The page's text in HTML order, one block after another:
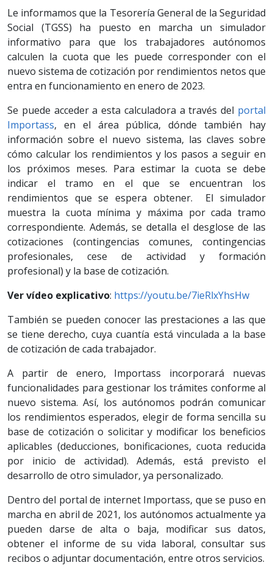
Le informamos que la Tesorería General de la Seguridad
Social (TGSS) ha puesto en marcha un simulador
informativo para que los trabajadores autónomos
calculen la cuota que les puede corresponder con el
nuevo sistema de cotización por rendimientos netos que
entra en funcionamiento en enero de 2023.
Se puede acceder a esta calculadora a través del portal
Importass, en el área pública, dónde también hay
información sobre el nuevo sistema, las claves sobre
cómo calcular los rendimientos y los pasos a seguir en
los próximos meses. Para estimar la cuota se debe
indicar el tramo en el que se encuentran los
rendimientos que se espera obtener. El simulador
muestra la cuota mínima y máxima por cada tramo
correspondiente. Además, se detalla el desglose de las
cotizaciones (contingencias comunes, contingencias
profesionales, cese de actividad y formación
profesional) y la base de cotización.
Ver vídeo explicativo: https://youtu.be/7ieRlxYhsHw
También se pueden conocer las prestaciones a las que
se tiene derecho, cuya cuantía está vinculada a la base
de cotización de cada trabajador.
A partir de enero, Importass incorporará nuevas
funcionalidades para gestionar los trámites conforme al
nuevo sistema. Así, los autónomos podrán comunicar
los rendimientos esperados, elegir de forma sencilla su
base de cotización o solicitar y modificar los beneficios
aplicables (deducciones, bonificaciones, cuota reducida
por inicio de actividad). Además, está previsto el
desarrollo de otro simulador, ya personalizado.
Dentro del portal de internet Importass, que se puso en
marcha en abril de 2021, los autónomos actualmente ya
pueden darse de alta o baja, modificar sus datos,
obtener el informe de su vida laboral, consultar sus
recibos o adjuntar documentación, entre otros servicios.